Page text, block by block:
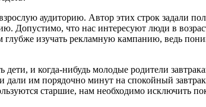
аудиторию. Автор этих строк задали
Допустимо, что нас интересуют люди в
изучать рекламную кампанию, ведь
дети, и когда-нибудь молодые родители
им порядочно минут на спокойный
старшие, нам необходимо исключить